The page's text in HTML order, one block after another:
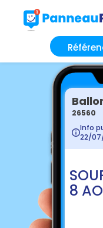
26560
Info
22/
8